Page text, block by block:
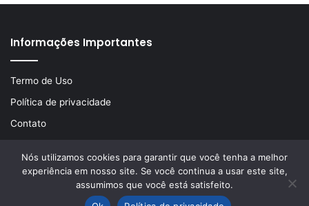
Informações Importantes
Termo de Uso
Política de privacidade
Contato
© Copyright 2026, Todos os direitos reservados | Desenvolvido
porLA Comunicações
Nós utilizamos cookies para garantir que você tenha a melhor
experiência em nosso site. Se você continua a usar este site,
assumimos que você está satisfeito.